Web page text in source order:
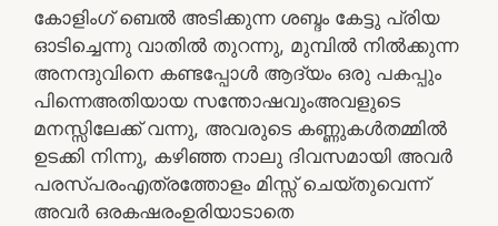
കോളിംഗ് ബെൽ അടിക്കുന്ന ശബ്ദം കേട്ടു പ്രിയ
ഓടിച്ചെന്നു വാതിൽ തുറന്നു, മുമ്പിൽ നിൽക്കുന്ന
അനന്ദുവിനെ കണ്ടപ്പോൾ ആദ്യം ഒരു പകപ്പും
പിന്നെഅതിയായ സന്തോഷവുംഅവളുടെ
മനസ്സിലേക്ക് വന്നു, അവരുടെ കണ്ണുകൾതമ്മിൽ
ഉടക്കി നിന്നു, കഴിഞ്ഞ നാലു ദിവസമായി അവർ
പരസ്പരംഎത്രത്തോളം മിസ്സ്‌ ചെയ്തുവെന്ന്
അവർ ഒരകഷരംഉരിയാടാതെ